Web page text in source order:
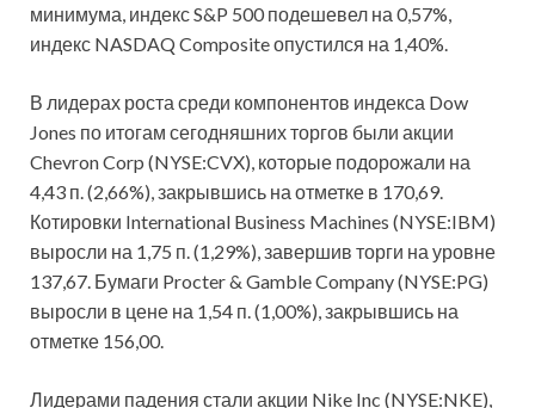
минимума, индекс S&P 500 подешевел на 0,57%,
индекс NASDAQ Composite опустился на 1,40%.
В лидерах роста среди компонентов индекса Dow
Jones по итогам сегодняшних торгов были акции
Chevron Corp (NYSE:CVX), которые подорожали на
4,43 п. (2,66%), закрывшись на отметке в 170,69.
Котировки International Business Machines (NYSE:IBM)
выросли на 1,75 п. (1,29%), завершив торги на уровне
137,67. Бумаги Procter & Gamble Company (NYSE:PG)
выросли в цене на 1,54 п. (1,00%), закрывшись на
отметке 156,00.
Лидерами падения стали акции Nike Inc (NYSE:NKE),